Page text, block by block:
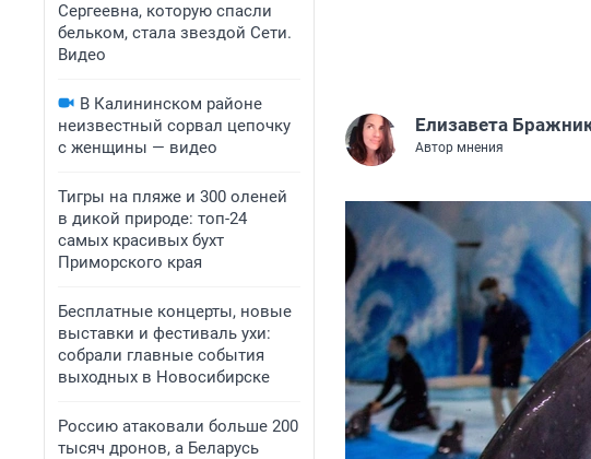
Сергеевна, которую спасли
бельком, стала звездой Сети.
Видео
В Калининском районе
неизвестный сорвал цепочку
с женщины — видео
Тигры на пляже и 300 оленей
в дикой природе: топ-24
самых красивых бухт
Приморского края
Бесплатные концерты, новые
выставки и фестиваль ухи:
собрали главные события
выходных в Новосибирске
Россию атаковали больше 200
тысяч дронов, а Беларусь
Елизавета
Автор мнения